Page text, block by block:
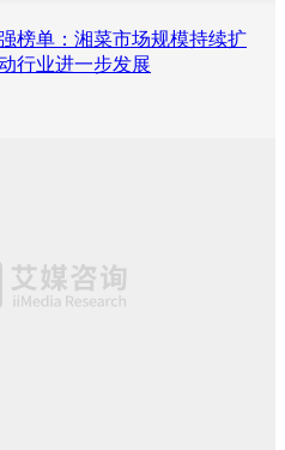
榜单：湘菜市场规模持续扩
行业进一步发展